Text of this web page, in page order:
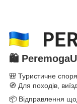
🛍️
🎒 Туристичне
🧭 Для походів,
📦 Відправлення